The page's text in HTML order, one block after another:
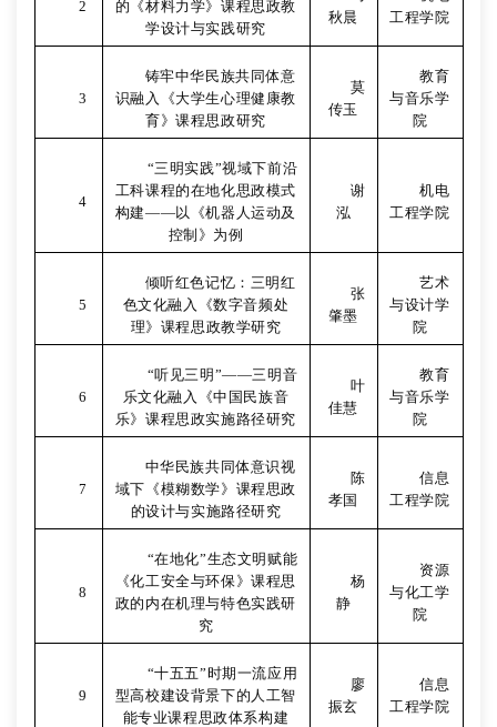
2
的《材料力学》课程思政教
学设计与实践研究
秋晨
工程学院
3
铸牢中华民族共同体意
识融入《大学生心理健康教
育》课程思政研究
莫
传玉
教育
与音乐学
院
4
“三明实践”视域下前沿
工科课程的在地化思政模式
构建——以《机器人运动及
控制》为例
谢
泓
机电
工程学院
5
倾听红色记忆：三明红
色文化融入《数字音频处
理》课程思政教学研究
张
肇墨
艺术
与设计学
院
6
“听见三明”——三明音
乐文化融入《中国民族音
乐》课程思政实施路径研究
叶
佳慧
教育
与音乐学
院
7
中华民族共同体意识视
域下《模糊数学》课程思政
的设计与实施路径研究
陈
孝国
信息
工程学院
8
“在地化”生态文明赋能
《化工安全与环保》课程思
政的内在机理与特色实践研
究
杨
静
资源
与化工学
院
9
“十五五”时期一流应用
型高校建设背景下的人工智
能专业课程思政体系构建
廖
振玄
信息
工程学院